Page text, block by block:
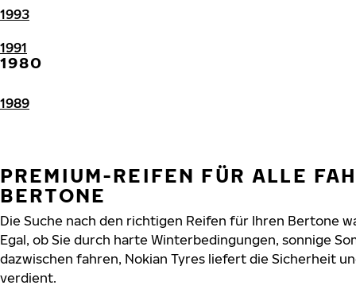
1993
1991
1980
1989
PREMIUM-REIFEN FÜR ALLE
BERTONE
Die Suche nach den richtigen Reifen für Ihren Bertone
Egal, ob Sie durch harte Winterbedingungen, sonnige
dazwischen fahren, Nokian Tyres liefert die Sicherheit
verdient.